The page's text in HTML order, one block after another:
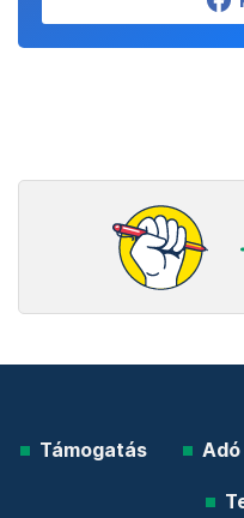
Támogatás Adó